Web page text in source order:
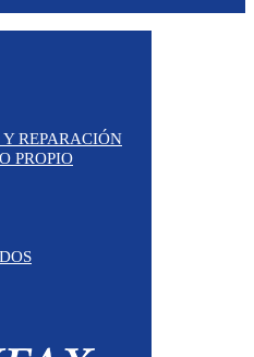
REPARACIÓN
PROPIO